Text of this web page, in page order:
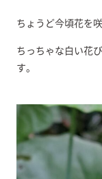
ちょうど今頃花を
ちっちゃな白い花
す。